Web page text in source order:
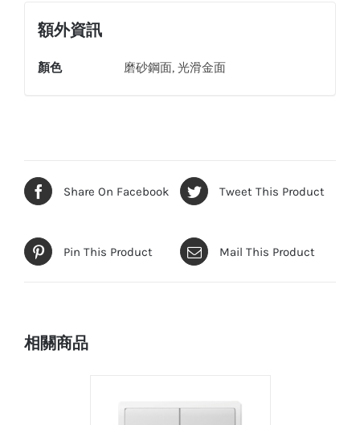
額外資訊
顏色 磨砂鋼面, 光滑金面
Share On Facebook Tweet This Product
Pin This Product Mail This Product
相關商品